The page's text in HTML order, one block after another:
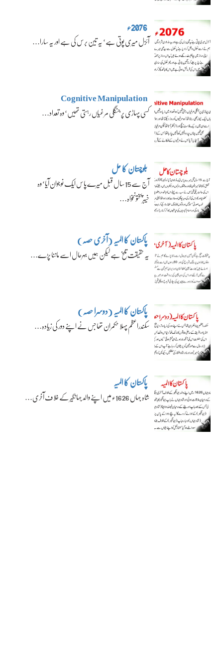
2076ء
آئزل میری پوتی ہے‘ یہ تین برس کی ہے اور یہ سارا…
Cognitive Manipulation
کسی پہاڑی پر جنگلی مرغیاں رہتی تھیں‘ وہ تعداد…
بلوچستان کا حل
آج سے 15 سال قبل میرے پاس ایک نوجوان آیا‘ وہ
خیبرپختونخواہ…
پاکستان کا المیہ (آخری حصہ)
یہ حقیقت تلخ ہے لیکن ہمیں بہرحال اسے ماننا پڑے…
پاکستان کا المیہ (دوسرا حصہ)
سکندراعظم پہلا حکمران تھا جس نے اپنے دور کی زیادہ…
پاکستان کا المیہ
شاہ جہاں 1626ء میں اپنے والد جہانگیر کے خلاف آخری…